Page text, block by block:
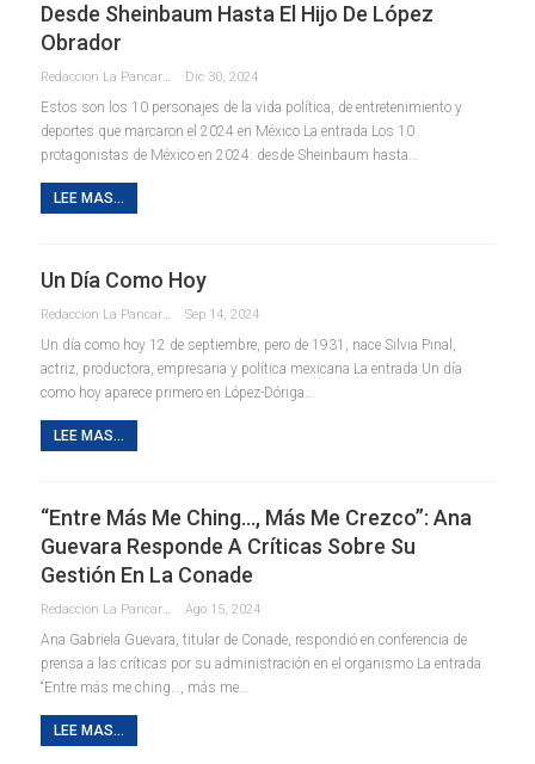
Desde Sheinbaum Hasta El Hijo De López
Obrador
Redaccion La Pancarta De Quintana Roo Dic 30, 2024
Estos son los 10 personajes de la vida política, de entretenimiento y
deportes que marcaron el 2024 en México La entrada Los 10
protagonistas de México en 2024: desde Sheinbaum hasta…
LEE MAS...
Un Día Como Hoy
Redaccion La Pancarta De Quintana Roo Sep 14, 2024
Un día como hoy 12 de septiembre, pero de 1931, nace Silvia Pinal,
actriz, productora, empresaria y política mexicana La entrada Un día
como hoy aparece primero en López-Dóriga…
LEE MAS...
“Entre Más Me Ching…, Más Me Crezco”: Ana
Guevara Responde A Críticas Sobre Su
Gestión En La Conade
Redaccion La Pancarta De Quintana Roo Ago 15, 2024
Ana Gabriela Guevara, titular de Conade, respondió en conferencia de
prensa a las críticas por su administración en el organismo La entrada
“Entre más me ching…, más me…
LEE MAS...